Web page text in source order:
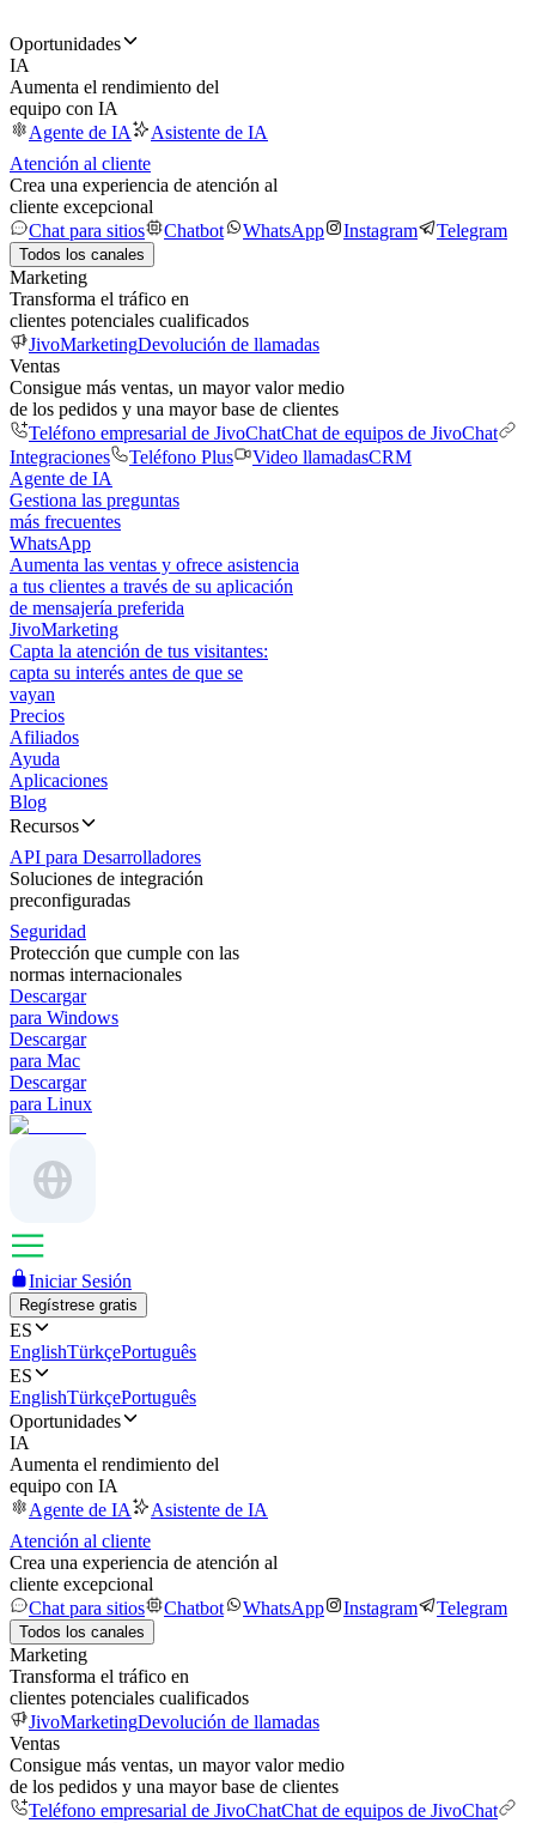
Oportunidades
IA
Aumenta el rendimiento del
equipo con IA
Agente de IA
Asistente de IA
Atención al cliente
Crea una experiencia de atención al
cliente excepcional
Chat para sitios
Chatbot WhatsApp Instagram Telegram
Todos los canales
Marketing
Transforma el tráfico en
clientes potenciales cualificados
JivoMarketingDevolución de llamadas
Ventas
Consigue más ventas, un mayor valor medio
de los pedidos y una mayor base de clientes
Teléfono empresarial de JivoChatChat de equipos de JivoChat
Integraciones
Teléfono Plus Video llamadasCRM
Agente de IA
Gestiona las preguntas
más frecuentes
WhatsApp
Aumenta las ventas y ofrece asistencia
a tus clientes a través de su aplicación
de mensajería preferida
JivoMarketing
Capta la atención de tus visitantes:
capta su interés antes de que se
vayan
Precios
Afiliados
Ayuda
Aplicaciones
Blog
Recursos
API para Desarrolladores
Soluciones de integración
preconfiguradas
Seguridad
Protección que cumple con las
normas internacionales
Descargar
para Windows
Descargar
para Mac
Descargar
para Linux
Iniciar Sesión
Regístrese gratis
ES
EnglishTürkçePortuguês
ES
EnglishTürkçePortuguês
Oportunidades
IA
Aumenta el rendimiento del
equipo con IA
Agente de IA
Asistente de IA
Atención al cliente
Crea una experiencia de atención al
cliente excepcional
Chat para sitios
Chatbot WhatsApp Instagram Telegram
Todos los canales
Marketing
Transforma el tráfico en
clientes potenciales cualificados
JivoMarketingDevolución de llamadas
Ventas
Consigue más ventas, un mayor valor medio
de los pedidos y una mayor base de clientes
Teléfono empresarial de JivoChatChat de equipos de JivoChat